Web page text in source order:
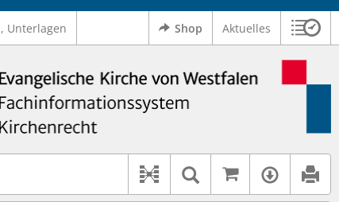
Unterlagen Shop Aktuelles
auch: "Pfarrerinitiative" oder "Pfarrerausschuss".
Hilfe.
Dokument-Beziehungen
Textsuche im
Auf